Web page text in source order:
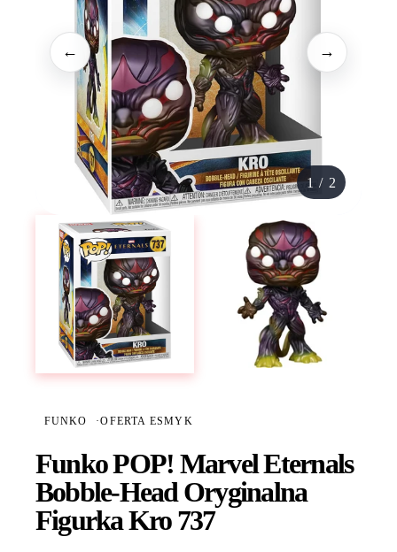
← →
1 / 2
FUNKO ·OFERTA ESMYK
Funko POP! Marvel Eternals
Bobble-Head Oryginalna
Figurka Kro 737